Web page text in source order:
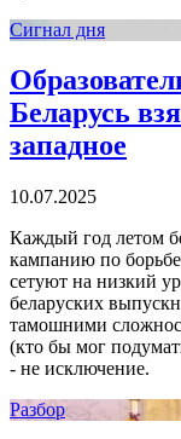
Сигнал дня
Беларусь
западное
10.07.2025
Каждый год летом
кампанию по
сетуют на низкий
беларуских
тамошними
(кто бы мог
- не исключение.
Разбор